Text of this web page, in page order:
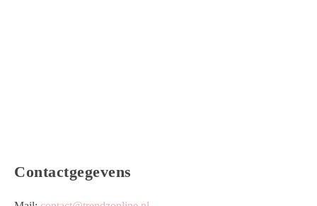
Contactgegevens